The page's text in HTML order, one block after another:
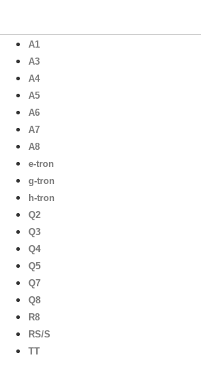
A1
A3
A4
A5
A6
A7
A8
e-tron
g-tron
h-tron
Q2
Q3
Q4
Q5
Q7
Q8
R8
RS/S
TT